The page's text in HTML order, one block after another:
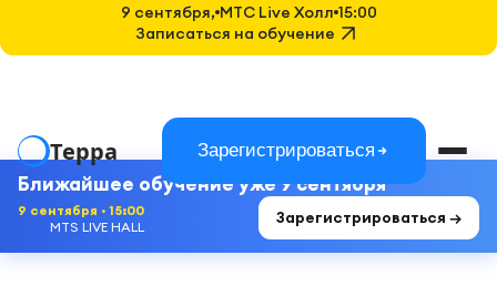
Терра Зарегистрироваться
Ближайшее обучение уже 9 сентября
9 сентября · 15:00
MTS LIVE HALL
Зарегистрироваться →
9 сентября, MTC Live Холл 15:00
Записаться на обучение